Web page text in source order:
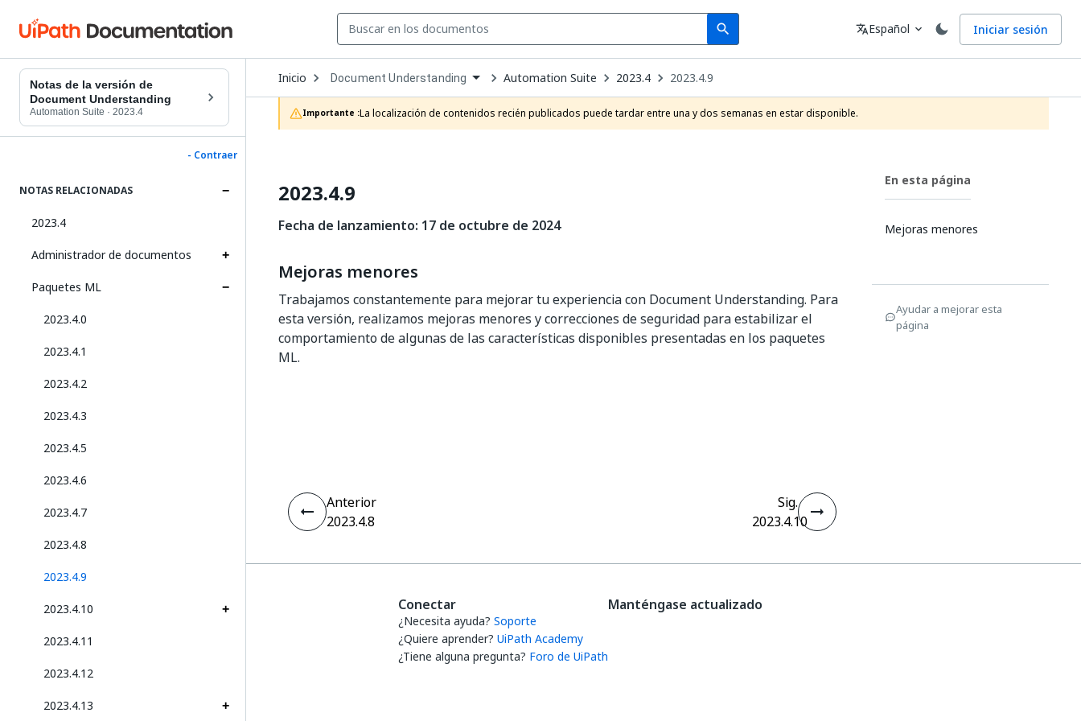
search
Search Idioma
translateEspañol expand_more Iniciar sesión
Notas de la versión de
Document Understanding
Automation Suite · 2023.4
- Contraer
NOTAS RELACIONADAS
2023.4
Administrador de documentos
Paquetes ML
2023.4.0
2023.4.1
2023.4.2
2023.4.3
2023.4.5
2023.4.6
2023.4.7
2023.4.8
2023.4.9
2023.4.10
2023.4.11
2023.4.12
2023.4.13
Inicio Open
Dropdown
to
choose
product
Document Understanding Automation Suite 2023.4 2023.4.9
Importante :La localización de contenidos recién publicados puede tardar entre una y dos semanas en estar disponible.
2023.4.9
Fecha de lanzamiento: 17 de octubre de 2024
Mejoras menores
Trabajamos constantemente para mejorar tu experiencia con Document Understanding. Para
esta versión, realizamos mejoras menores y correcciones de seguridad para estabilizar el
comportamiento de algunas de las características disponibles presentadas en los paquetes
ML.
En esta página
Mejoras menores
Ayudar a mejorar esta
página
Anterior
2023.4.8
Sig.
2023.4.10
Conectar
¿Necesita ayuda? Soporte
¿Quiere aprender? UiPath Academy
¿Tiene alguna pregunta? Foro de UiPath
Manténgase actualizado